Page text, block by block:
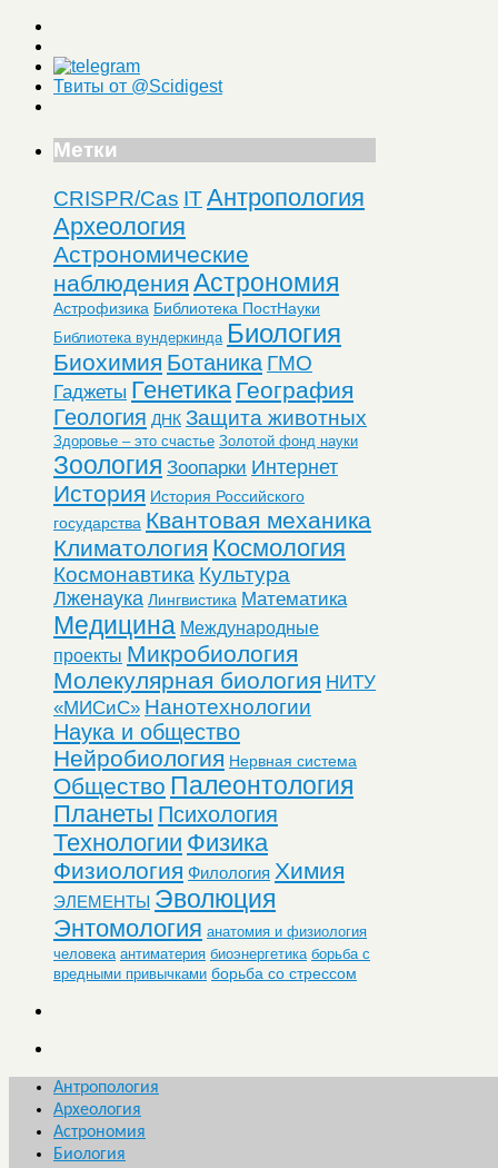
Твиты от @Scidigest
Метки
CRISPR/Cas ITАнтропология
Археология
Астрономические
наблюдения Астрономия
Астрофизика Библиотека ПостНауки
Библиотека вундеркинда Биология
Биохимия Ботаника ГМО
Гаджеты Генетика География
Геология ДНК Защита животных
Здоровье – это счастье Золотой фонд науки
Зоология Зоопарки Интернет
История История Российского
государства Квантовая механика
Климатология Космология
Космонавтика Культура
Лженаука Лингвистика Математика
Медицина Международные
проекты Микробиология
Молекулярная биология НИТУ
«МИСиС» Нанотехнологии
Наука и общество
Нейробиология Нервная система
Общество Палеонтология
Планеты Психология
Технологии Физика
Физиология Филология Химия
ЭЛЕМЕНТЫ Эволюция
Энтомология анатомия и физиология
человека антиматерия биоэнергетика борьба с
вредными привычками борьба со стрессом
Антропология
Археология
Астрономия
Биология